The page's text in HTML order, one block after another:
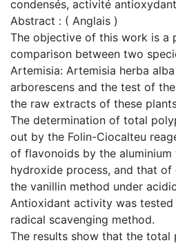
condensés, activité
Abstract : ( Anglais )
The objective of this work is a
comparison between two
Artemisia: Artemisia herba
arborescens and the test of
the raw extracts of these
The determination of total
out by the Folin-Ciocalteu
of flavonoids by the
hydroxide process, and that of
the vanillin method under
Antioxidant activity was tested
radical scavenging method.
The results show that the total